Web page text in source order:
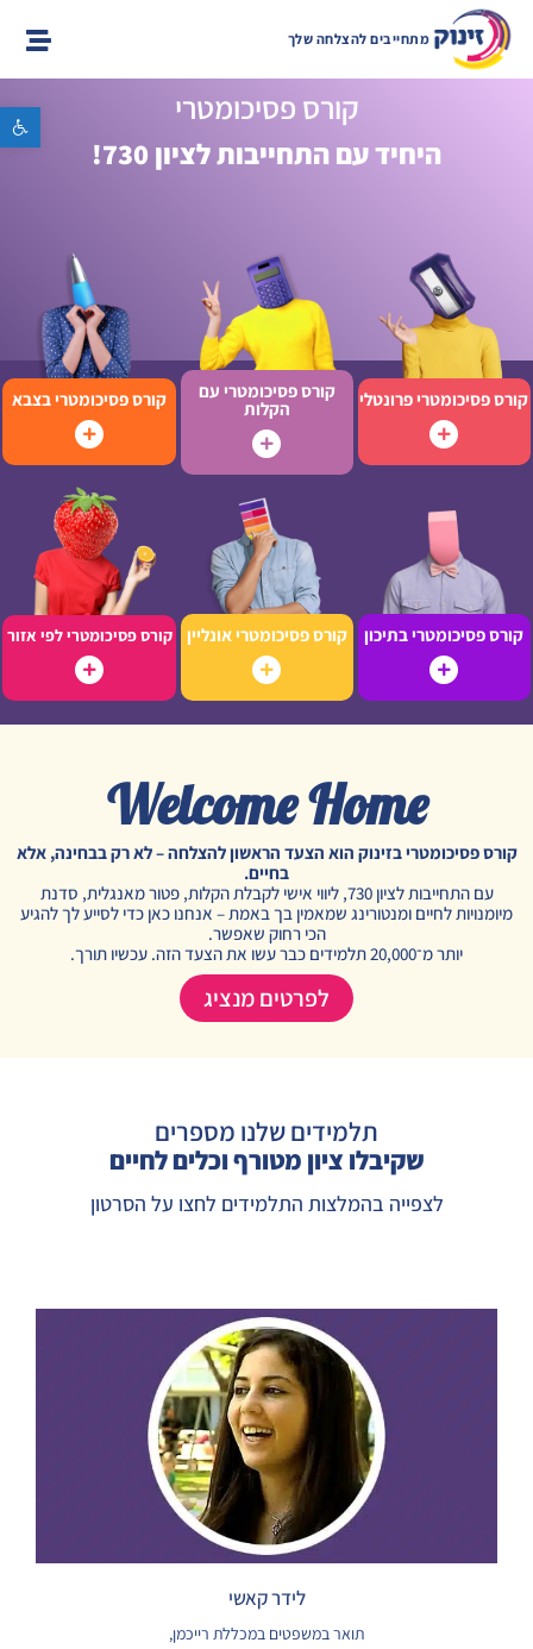
פתח סרגל נגישות
מתחייבים להצלחה שלך
קורס פסיכומטרי
היחיד עם התחייבות לציון 730!
קורס פסיכומטרי פרונטלי קורס פסיכומטרי עם
הקלות קורס פסיכומטרי בצבא
קורס פסיכומטרי בתיכון קורס פסיכומטרי אונליין קורס פסיכומטרי לפי אזור
Welcome Home
קורס פסיכומטרי בזינוק הוא הצעד הראשון להצלחה – לא רק בבחינה, אלא
בחיים.
עם התחייבות לציון 730, ליווי אישי לקבלת הקלות, פטור מאנגלית, סדנת
מיומנויות לחיים ומנטורינג שמאמין בך באמת – אנחנו כאן כדי לסייע לך להגיע
הכי רחוק שאפשר.
יותר מ־20,000 תלמידים כבר עשו את הצעד הזה. עכשיו תורך.
לפרטים מנציג
תלמידים שלנו מספרים
שקיבלו ציון מטורף וכלים לחיים
לצפייה בהמלצות התלמידים לחצו על הסרטון
לידר קאשי
תואר במשפטים במכללת רייכמן,